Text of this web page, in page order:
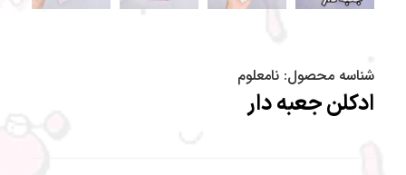
شناسه محصول: نامعلوم
ادکلن جعبه دار